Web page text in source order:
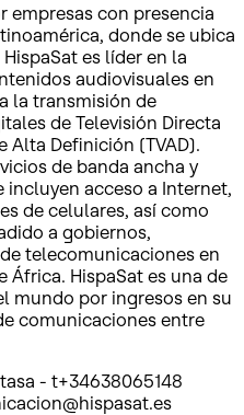
empresas con presencia
donde se ubica
es líder en la
audiovisuales en
la transmisión de
de Televisión Directa
Alta Definición (TVAD).
de banda ancha y
acceso a Internet,
de celulares, así como
a gobiernos,
telecomunicaciones en
África. HispaSat es una de
mundo por ingresos en su
comunicaciones entre
- t+34638065148